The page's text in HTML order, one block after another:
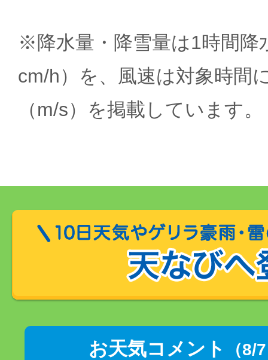
※降水量・降雪量は1時間降
cm/h）を、風速は対象時間
（m/s）を掲載しています。
お天気コメント （8/